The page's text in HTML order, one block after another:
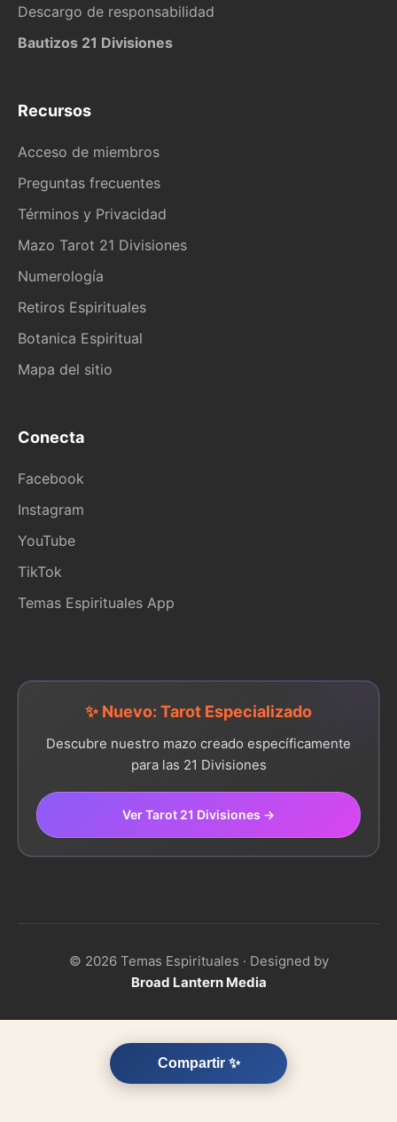
Compartir ✨
Descargo de responsabilidad
Bautizos 21 Divisiones
Recursos
Acceso de miembros
Preguntas frecuentes
Términos y Privacidad
Mazo Tarot 21 Divisiones
Numerología
Retiros Espirituales
Botanica Espiritual
Mapa del sitio
Conecta
Facebook
Instagram
YouTube
TikTok
Temas Espirituales App
✨ Nuevo: Tarot Especializado
Descubre nuestro mazo creado específicamente
para las 21 Divisiones
Ver Tarot 21 Divisiones →
© 2026 Temas Espirituales · Designed by
Broad Lantern Media